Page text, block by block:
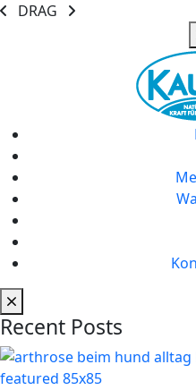
DRAG
Recent Posts